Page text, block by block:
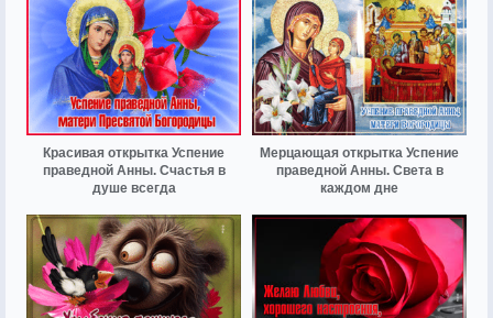
Красивая открытка Успение
праведной Анны. Счастья в
душе всегда
Мерцающая открытка Успение
праведной Анны. Света в
каждом дне